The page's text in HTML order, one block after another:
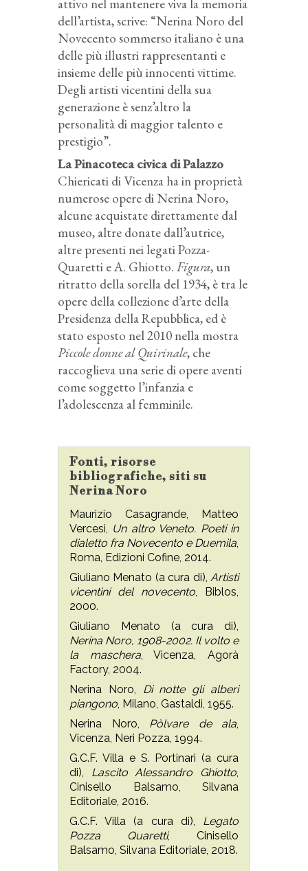
attivo nel mantenere viva la memoria
dell’artista, scrive: “Nerina Noro del
Novecento sommerso italiano è una
delle più illustri rappresentanti e
insieme delle più innocenti vittime.
Degli artisti vicentini della sua
generazione è senz’altro la
personalità di maggior talento e
prestigio”.
La Pinacoteca civica di Palazzo
Chiericati di Vicenza ha in proprietà
numerose opere di Nerina Noro,
alcune acquistate direttamente dal
museo, altre donate dall’autrice,
altre presenti nei legati Pozza-
Quaretti e A. Ghiotto. Figura, un
ritratto della sorella del 1934, è tra le
opere della collezione d’arte della
Presidenza della Repubblica, ed è
stato esposto nel 2010 nella mostra
Piccole donne al Quirinale, che
raccoglieva una serie di opere aventi
come soggetto l’infanzia e
l’adolescenza al femminile.
Fonti, risorse
bibliografiche, siti su
Nerina Noro
Maurizio Casagrande, Matteo
Vercesi, Un altro Veneto. Poeti in
dialetto fra Novecento e Duemila,
Roma, Edizioni Cofine, 2014.
Giuliano Menato (a cura di), Artisti
vicentini del novecento,
Biblos,
2000.
Giuliano Menato (a cura di),
Nerina Noro, 1908-2002. Il volto e
la maschera, Vicenza, Agorà
Factory, 2004.
Nerina Noro, Di notte gli alberi
piangono, Milano, Gastaldi, 1955.
Nerina Noro, Pòlvare de ala,
Vicenza, Neri Pozza, 1994.
G.C.F. Villa e S. Portinari (a cura
di), Lascito Alessandro Ghiotto,
Cinisello Balsamo, Silvana
Editoriale, 2016.
G.C.F. Villa (a cura di), Legato
Pozza Quaretti, Cinisello
Balsamo, Silvana Editoriale, 2018.